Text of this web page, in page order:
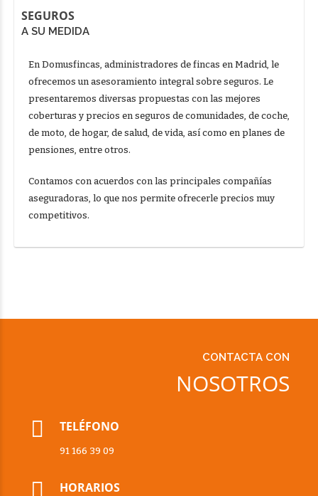
SEGUROS
A SU MEDIDA
En Domusfincas, administradores de fincas en Madrid, le
ofrecemos un asesoramiento integral sobre seguros. Le
presentaremos diversas propuestas con las mejores
coberturas y precios en seguros de comunidades, de coche,
de moto, de hogar, de salud, de vida, así como en planes de
pensiones, entre otros.
Contamos con acuerdos con las principales compañías
aseguradoras, lo que nos permite ofrecerle precios muy
competitivos.
CONTACTA CON
NOSOTROS
TELÉFONO
91 166 39 09
HORARIOS